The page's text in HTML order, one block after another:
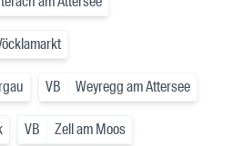
VB Weyregg am Attersee
VB Zell am Moos